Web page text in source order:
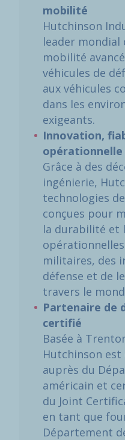
mobilité
Hutchinson
leader mondial
mobilité
véhicules de
aux véhicules
dans les
exigeants.
Innovation,
opérationnelle
Grâce à des
ingénierie,
technologies
conçues pour
la durabilité et
militaires, des
défense et de
travers le
Partenaire de
certifié
Basée à
Hutchinson est
auprès du
américain et
du Joint
en tant que
Département